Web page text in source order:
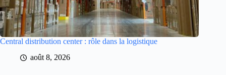
Central distribution center : rôle dans la logistique
août 8, 2026